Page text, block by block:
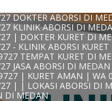
DOKTER ABORSI DI
KLINIK ABORSI DI
| DOKTER KURET DI
- KLINIK ABORSI KURET
TEMPAT KURET DI
JASA ABORSI DI MEDAN
| KURET AMAN | WA
| | LOKASI ABORSI DI
DI MEDAN
MEDAN WA
ABORSI MEDAN
DOKTER ABORSI MEDAN
KLINIK ABORSI MEDAN
TEMPAT ABORSI KURET
ABORSI DI MEDAN